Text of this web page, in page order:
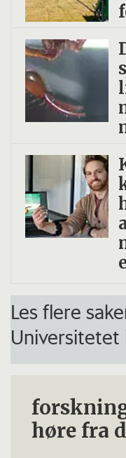
Les flere
Universitetet
høre fra